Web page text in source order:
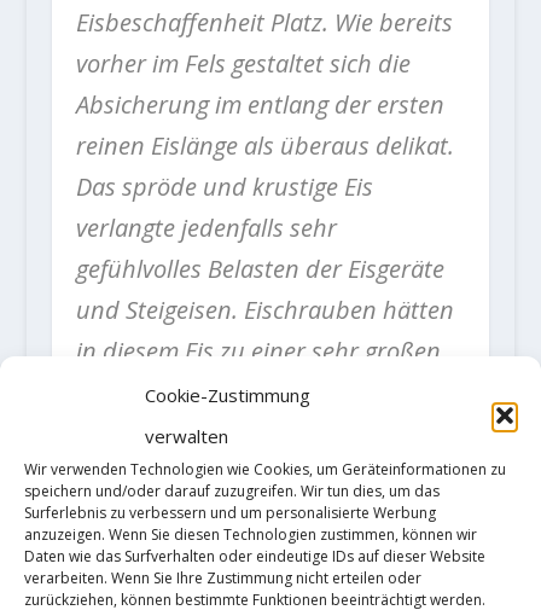
Cookie-Zustimmung
verwalten
Wir verwenden Technologien wie Cookies, um Geräteinformationen zu
speichern und/oder darauf zuzugreifen. Wir tun dies, um das
Surferlebnis zu verbessern und um personalisierte Werbung
anzuzeigen. Wenn Sie diesen Technologien zustimmen, können wir
Daten wie das Surfverhalten oder eindeutige IDs auf dieser Website
verarbeiten. Wenn Sie Ihre Zustimmung nicht erteilen oder
zurückziehen, können bestimmte Funktionen beeinträchtigt werden.
Eisbeschaffenheit Platz. Wie bereits
vorher im Fels gestaltet sich die
Absicherung im entlang der ersten
reinen Eislänge als überaus delikat.
Das spröde und krustige Eis
verlangte jedenfalls sehr
gefühlvolles Belasten der Eisgeräte
und Steigeisen. Eischrauben hätten
in diesem Eis zu einer sehr großen
Wahrscheinlichkeit einen Sturz
nicht halten können. Nach einem
Dutzend sehr heiklen Metern
konnte ich endlich einen guten
Haken schlagen und nebenbei
einen verlässlich wirkenden Friend